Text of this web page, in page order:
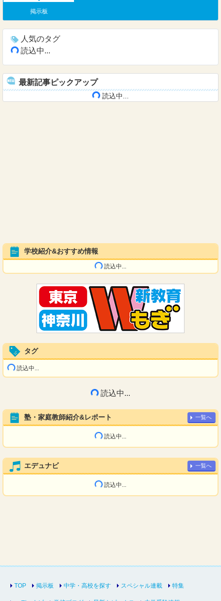
掲示板
人気のタグ
読込中...
最新記事ピックアップ
読込中...
学校紹介&おすすめ情報
読込中...
タグ
読込中...
読込中...
塾・家庭教師紹介&レポート 一覧へ
読込中...
エデュナビ 一覧へ
読込中...
TOP 掲示板 中学・高校を探す スペシャル連載 特集